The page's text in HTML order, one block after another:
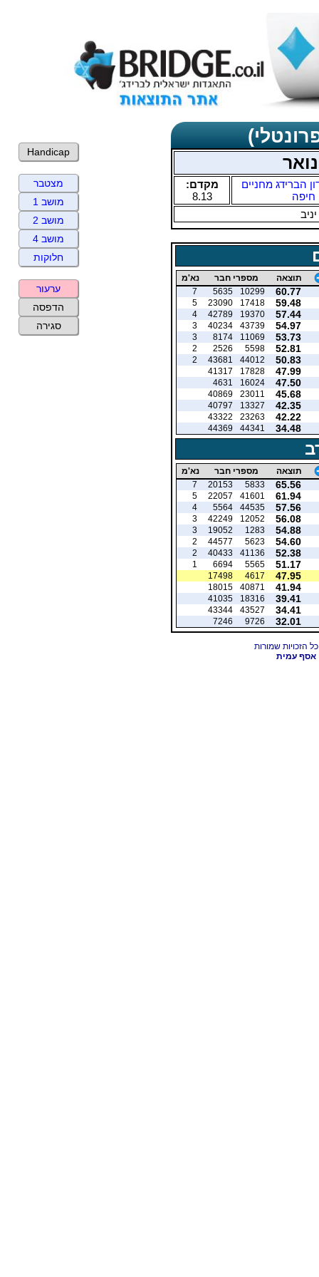
הברידג מחניים
חיפה
מקדם:
8.13
תוצאה מספרי חבר נא'מ
60.77
10299
5635
7
59.48
17418
23090
5
57.44
19370
42789
4
54.97
43739
40234
3
53.73
11069
8174
3
52.81
5598
2526
2
50.83
44012
43681
2
47.99
17828
41317
47.50
16024
4631
45.68
23011
40869
42.35
13327
40797
42.22
23263
43322
34.48
44341
44369
תוצאה מספרי חבר נא'מ
65.56
5833
20153
7
61.94
41601
22057
5
57.56
44535
5564
4
56.08
12052
42249
3
54.88
1283
19052
3
54.60
5623
44577
2
52.38
41136
40433
2
51.17
5565
6694
1
47.95
4617
17498
41.94
40871
18015
39.41
18316
41035
34.41
43527
43344
32.01
9726
7246
אסף עמית
Handicap
מצטבר
מושב 1
מושב 2
מושב 4
חלוקות
ערעור
הדפסה
סגירה